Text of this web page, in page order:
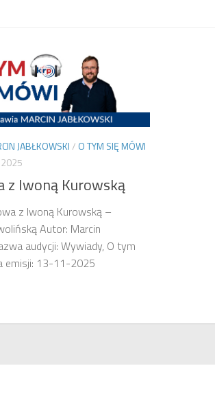
JABŁKOWSKI/ O TYM SIĘ MÓWI
2025
z Iwoną Kurowską
z Iwoną Kurowską –
Autor: Marcin
audycji: Wywiady, O tym
emisji: 13-11-2025